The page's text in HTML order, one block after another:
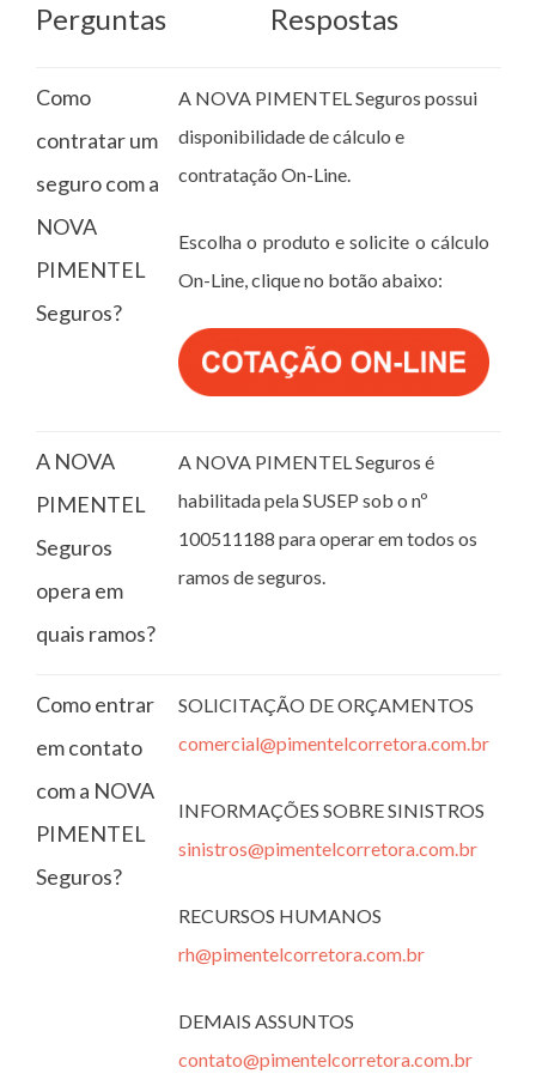
Perguntas Respostas
Como
contratar um
seguro com a
NOVA
PIMENTEL
Seguros?
A NOVA PIMENTEL Seguros possui
disponibilidade de cálculo e
contratação On-Line.
Escolha o produto e solicite o cálculo
On-Line, clique no botão abaixo:
A NOVA
PIMENTEL
Seguros
opera em
quais ramos?
A NOVA PIMENTEL Seguros é
habilitada pela SUSEP sob o nº
100511188 para operar em todos os
ramos de seguros.
Como entrar
em contato
com a NOVA
PIMENTEL
Seguros?
SOLICITAÇÃO DE ORÇAMENTOS
comercial@pimentelcorretora.com.br
INFORMAÇÕES SOBRE SINISTROS
sinistros@pimentelcorretora.com.br
RECURSOS HUMANOS
rh@pimentelcorretora.com.br
DEMAIS ASSUNTOS
contato@pimentelcorretora.com.br